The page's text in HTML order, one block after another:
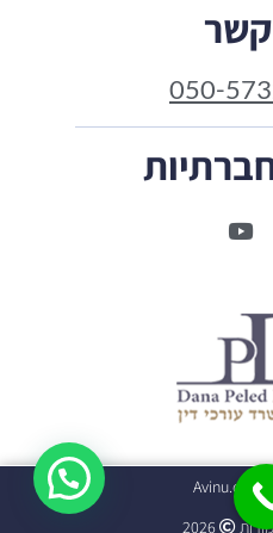
Avinu.co.il
2026